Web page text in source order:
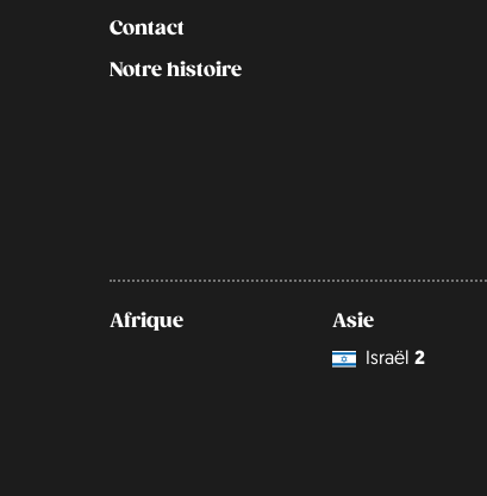
Contact
Notre histoire
Afrique
Asie
Israël 2